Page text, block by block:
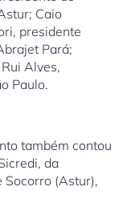
Caio
presidente
Pará;
Alves,
Paulo.
também contou
da
Socorro (Astur),